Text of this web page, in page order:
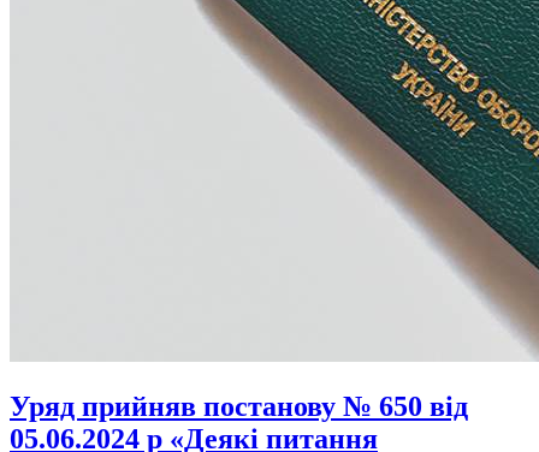
Уряд прийняв постанову № 650 від
05.06.2024 р «Деякі питання